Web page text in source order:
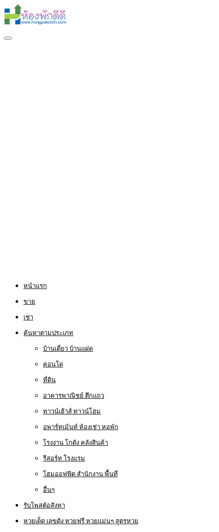
หน้าแรก
ขาย
เช่า
ค้นหาตามประเภท
บ้านเดี่ยว บ้านแฝด
คอนโด
ที่ดิน
อาคารพาณิชย์ ตึกแถว
ทาวน์เฮ้าส์ ทาวน์โฮม
อพาร์ทเม้นท์ ห้องเช่า หอพัก
โรงงาน โกดัง คลังสินค้า
รีสอร์ท โรงแรม
โฮมออฟฟิต สำนักงาน พื้นที่
อื่นๆ
รับโพสต์อสังหา
หวยเด็ด เลขดัง หวยฟรี หวยแม่นๆ สูตรหวย